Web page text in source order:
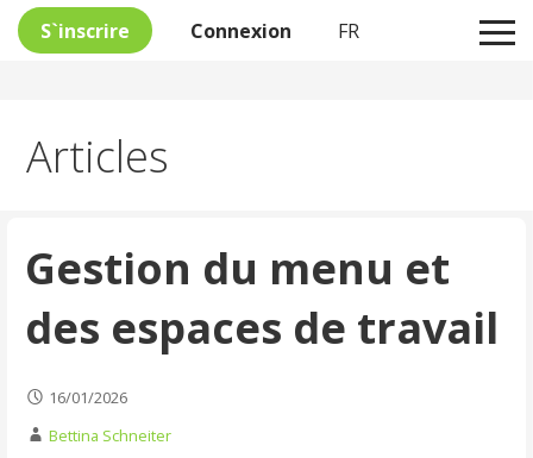
contenu
S`inscrire Connexion FR
Articles
Gestion du menu et
des espaces de travail
16/01/2026
Bettina Schneiter